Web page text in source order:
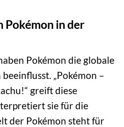
Pokémon in der
Pokémon die globale
„Pokémon –
greift diese
sie für die
der Pokémon steht für